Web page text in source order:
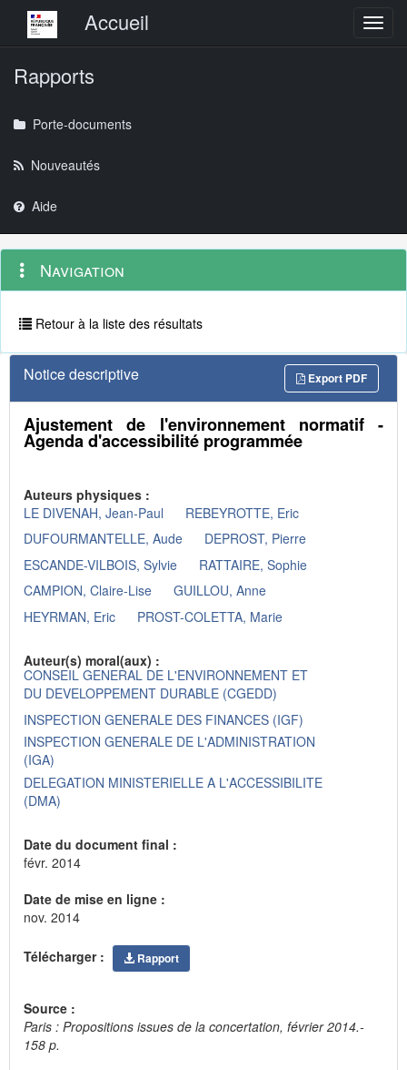
Menu principalAccueil
Rapports
Porte-documents
Nouveautés
Aide
Navigation
outils
Menu
contextuel
Navigation
Retour à la liste des résultats
Notice descriptive Export PDF
Ajustement de l'environnement normatif -
Agenda d'accessibilité programmée
Auteurs physiques :
LE DIVENAH, Jean-Paul
REBEYROTTE, Eric
DUFOURMANTELLE, Aude
DEPROST, Pierre
ESCANDE-VILBOIS, Sylvie
RATTAIRE, Sophie
CAMPION, Claire-Lise
GUILLOU, Anne
HEYRMAN, Eric
PROST-COLETTA, Marie
Auteur(s) moral(aux) :
CONSEIL GENERAL DE L'ENVIRONNEMENT ET
DU DEVELOPPEMENT DURABLE (CGEDD)
INSPECTION GENERALE DES FINANCES (IGF)
INSPECTION GENERALE DE L'ADMINISTRATION
(IGA)
DELEGATION MINISTERIELLE A L'ACCESSIBILITE
(DMA)
Date du document final :
févr. 2014
Date de mise en ligne :
nov. 2014
Télécharger : Rapport
Source :
Paris : Propositions issues de la concertation, février 2014.-
158 p.